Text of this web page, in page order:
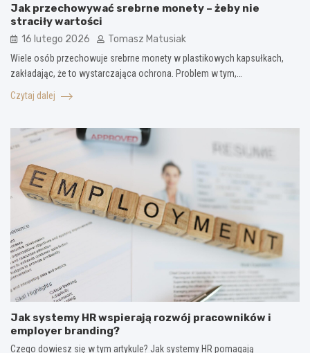
Jak przechowywać srebrne monety – żeby nie
straciły wartości
16 lutego 2026 Tomasz Matusiak
Wiele osób przechowuje srebrne monety w plastikowych kapsułkach,
zakładając, że to wystarczająca ochrona. Problem w tym,…
Czytaj dalej
Jak systemy HR wspierają rozwój pracowników i
employer branding?
Czego dowiesz się w tym artykule? Jak systemy HR pomagają